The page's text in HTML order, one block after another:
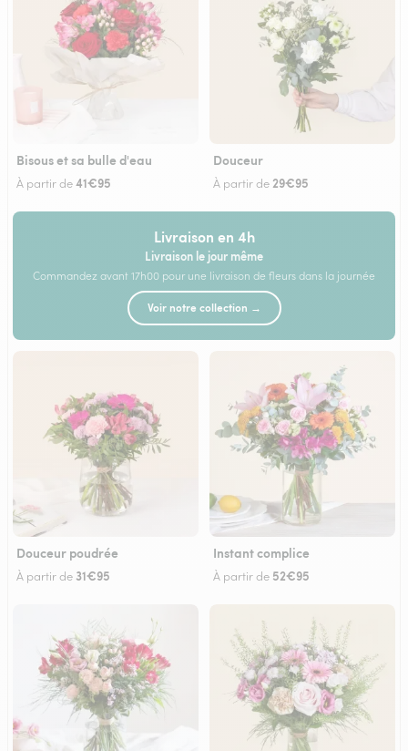
Bisous et sa bulle d'eau
À partir de41€95
Douceur
À partir de 29€95
Livraison en 4h
Livraison le jour même
Commandez avant 17h00 pour une livraison de fleurs dans la journée
Voir notre collection →
Douceur poudrée
À partir de 31€95
Instant complice
À partir de 52€95